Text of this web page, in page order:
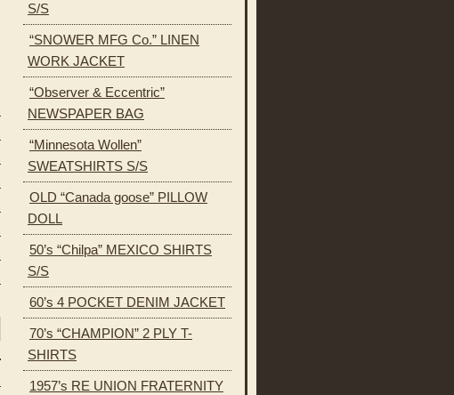
S/S
“SNOWER MFG Co.” LINEN
WORK JACKET
“Observer & Eccentric”
NEWSPAPER BAG
“Minnesota Wollen”
SWEATSHIRTS S/S
OLD “Canada goose” PILLOW
DOLL
50’s “Chilpa” MEXICO SHIRTS
S/S
60’s 4 POCKET DENIM JACKET
70’s “CHAMPION” 2 PLY T-
SHIRTS
1957’s RE UNION FRATERNITY